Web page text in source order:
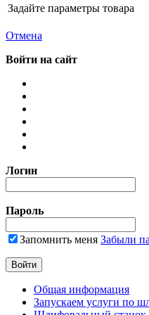
Задайте параметры товара
Отмена
Войти на сайт
Логин
Пароль
Запомнить меня Забыли
Общая информация
Запускаем услуги по